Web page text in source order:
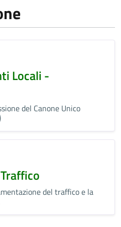
Locali -
del Canone Unico
del traffico e la